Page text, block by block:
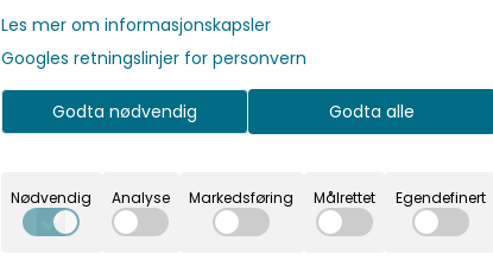
Les mer om informasjonskapsler
Googles retningslinjer for personvern
Godta nødvendig Godta alle
Nødvendig Analyse Markedsføring Målrettet Egendefinert